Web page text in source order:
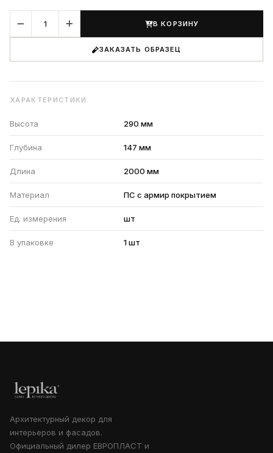
В КОРЗИНУ
ЗАКАЗАТЬ ОБРАЗЕЦ
ХАРАКТЕРИСТИКИ
Высота 290 мм
Глубина 147 мм
Длина 2000 мм
Материал ПС с армир покрытием
Ед. измерения шт
В упаковке 1 шт
Архитектурный декор для
интерьеров и фасадов.
Официальный дилер ЕВРОПЛАСТ и